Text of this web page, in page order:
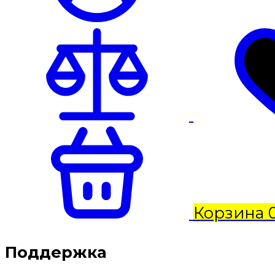
Корзина
Поддержка